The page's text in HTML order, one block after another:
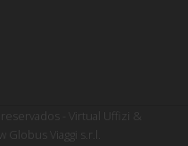
- Virtual Uffizi &
Globus Viaggi s.r.l.